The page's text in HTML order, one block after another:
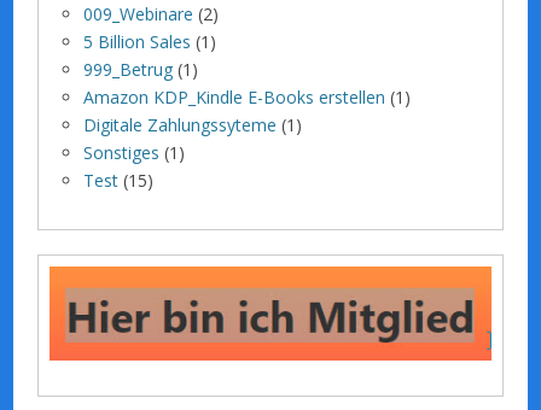
009_Webinare (2)
5 Billion Sales (1)
999_Betrug (1)
Amazon KDP_Kindle E-Books erstellen (1)
Digitale Zahlungssyteme (1)
Sonstiges (1)
Test (15)